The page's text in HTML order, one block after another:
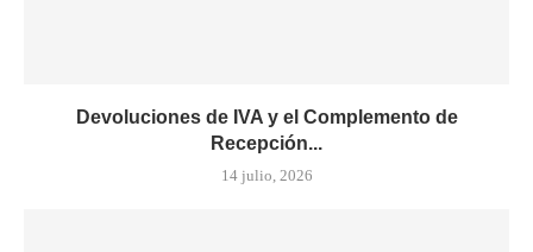
Devoluciones de IVA y el Complemento de
Recepción...
14 julio, 2026